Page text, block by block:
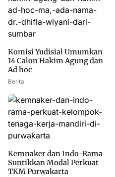
Komisi Yudisial Umumkan
14 Calon Hakim Agung dan
Ad hoc
Berita
Kemnaker dan Indo-Rama
Suntikkan Modal Perkuat
TKM Purwakarta